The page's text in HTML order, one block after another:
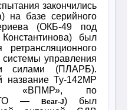
закончились
на базе серийного
(ОКБ-49 под
был
системы управления
силами (ПЛАРБ).
название Ту-142МР
«ВПМР», по
—
Bear-J) был